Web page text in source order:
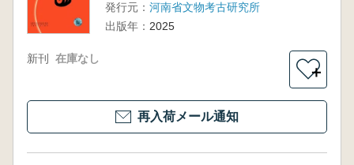
発行元： 河南省文物考古研究所
出版年： 2025
新刊 在庫なし
＋
再入荷メール通知